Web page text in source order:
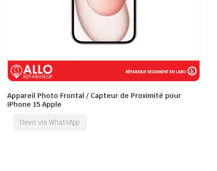
Appareil Photo Frontal / Capteur de Proximité pour
iPhone 15 Apple
Devis via WhatsApp